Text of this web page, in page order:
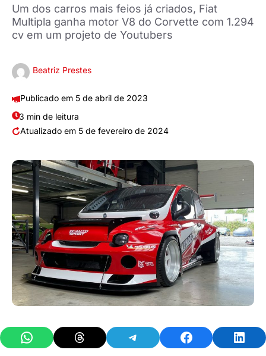
Um dos carros mais feios já criados, Fiat
Multipla ganha motor V8 do Corvette com 1.294
cv em um projeto de Youtubers
Beatriz Prestes
5 de abril de 2023
3 min de leitura
5 de fevereiro de 2024
Share on WhatsAppShare on ThreadsShare on TelegramShare on Facebook